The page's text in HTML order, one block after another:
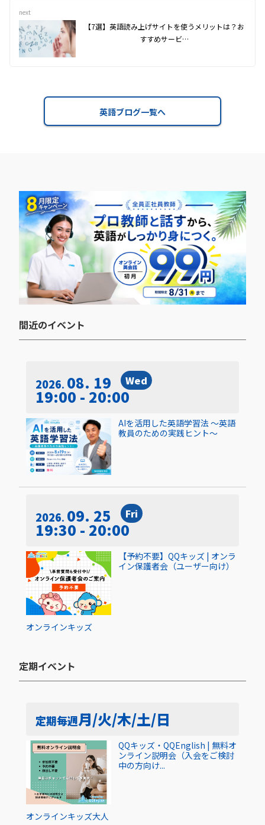
next
【7選】英語読み上げサイトを使うメリットは？お
すすめサービ…
英語ブログ一覧へ
間近のイベント​
2026 08. 19 Wed
19:00 - 20:00
AIを活用した英語学習法 〜英語
教員のための実践ヒント〜
2026 09. 25 Fri
19:30 - 20:00
オンラインキッズ
【予約不要】QQキッズ | オンラ
イン保護者会（ユーザー向け）
定期イベント​
定期毎週月/火/木/土/日
オンラインキッズ大人
QQキッズ・QQEnglish | 無料オ
ンライン説明会（入会をご検討
中の方向け...